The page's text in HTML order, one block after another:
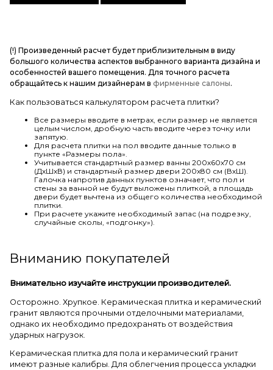
(!) Произведенный расчет будет приблизительным в виду
большого количества аспектов выбранного варианта дизайна и
особенностей вашего помещения. Для точного расчета
обращайтесь к нашим дизайнерам в фирменные салоны.
Как пользоваться калькулятором расчета плитки?
Все размеры вводите в метрах, если размер не является
целым числом, дробную часть вводите через точку или
запятую.
Для расчета плитки на пол вводите данные только в
пункте «Размеры пола».
Учитывается стандартный размер ванны 200х60х70 см
(ДхШхВ) и стандартный размер двери 200х80 см (ВхШ).
Галочка напротив данных пунктов означает, что пол и
стены за ванной не будут выложены плиткой, а площадь
двери будет вычтена из общего количества необходимой
плитки.
При расчете укажите необходимый запас (на подрезку,
случайные сколы, «подгонку»).
Вниманию покупателей
Внимательно изучайте инструкции производителей.
Осторожно. Хрупкое. Керамическая плитка и керамический
гранит являются прочными отделочными материалами,
однако их необходимо предохранять от воздействия
ударных нагрузок.
Керамическая плитка для пола и керамический гранит
имеют разные калибры. Для облегчения процесса укладки